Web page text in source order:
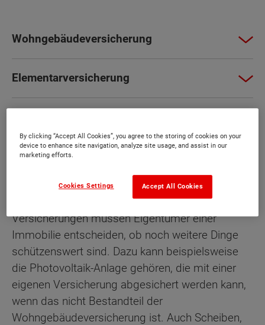
Wohngebäudeversicherung
Elementarversicherung
Hausratversicherung
Abgesehen von diesen klassischen
Versicherungen müssen Eigentümer einer
Immobilie entscheiden, ob noch weitere Dinge
schützenswert sind. Dazu kann beispielsweise
die Photovoltaik-Anlage gehören, die mit einer
eigenen Versicherung abgesichert werden kann,
wenn das nicht Bestandteil der
Wohngebäudeversicherung ist. Auch Scheiben,
By clicking “Accept All Cookies”, you agree to the storing of cookies on your
device to enhance site navigation, analyze site usage, and assist in our
marketing efforts.
Accept All Cookies
Cookies Settings